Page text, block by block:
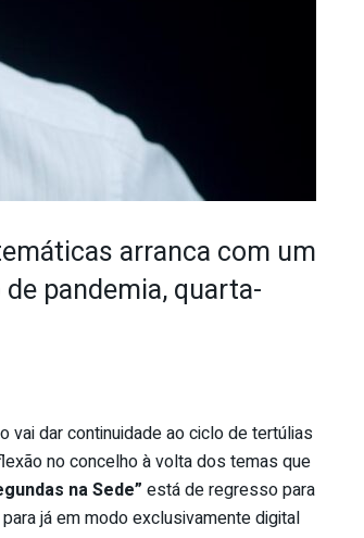
arranca com um
pandemia, quarta-
vai dar continuidade ao ciclo de tertúlias
no concelho à volta dos temas que
na Sede” está de regresso para
já em modo exclusivamente digital